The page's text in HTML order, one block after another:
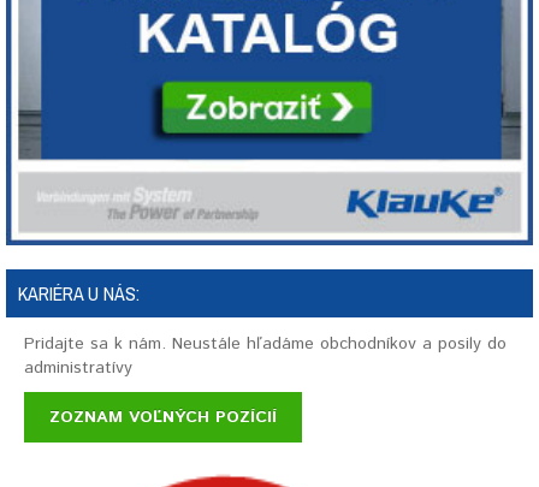
KARIÉRA U NÁS:
Pridajte sa k nám. Neustále hľadáme obchodníkov a posily do
administratívy
ZOZNAM VOĽNÝCH POZÍCIÍ